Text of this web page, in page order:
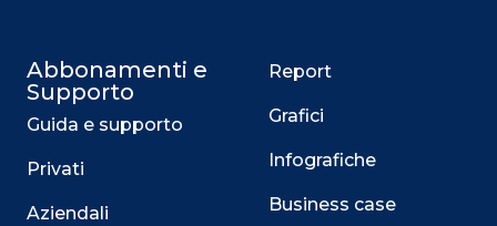
Abbonamenti e
Supporto
Guida e supporto
Privati
Aziendali
Report
Grafici
Infografiche
Business case